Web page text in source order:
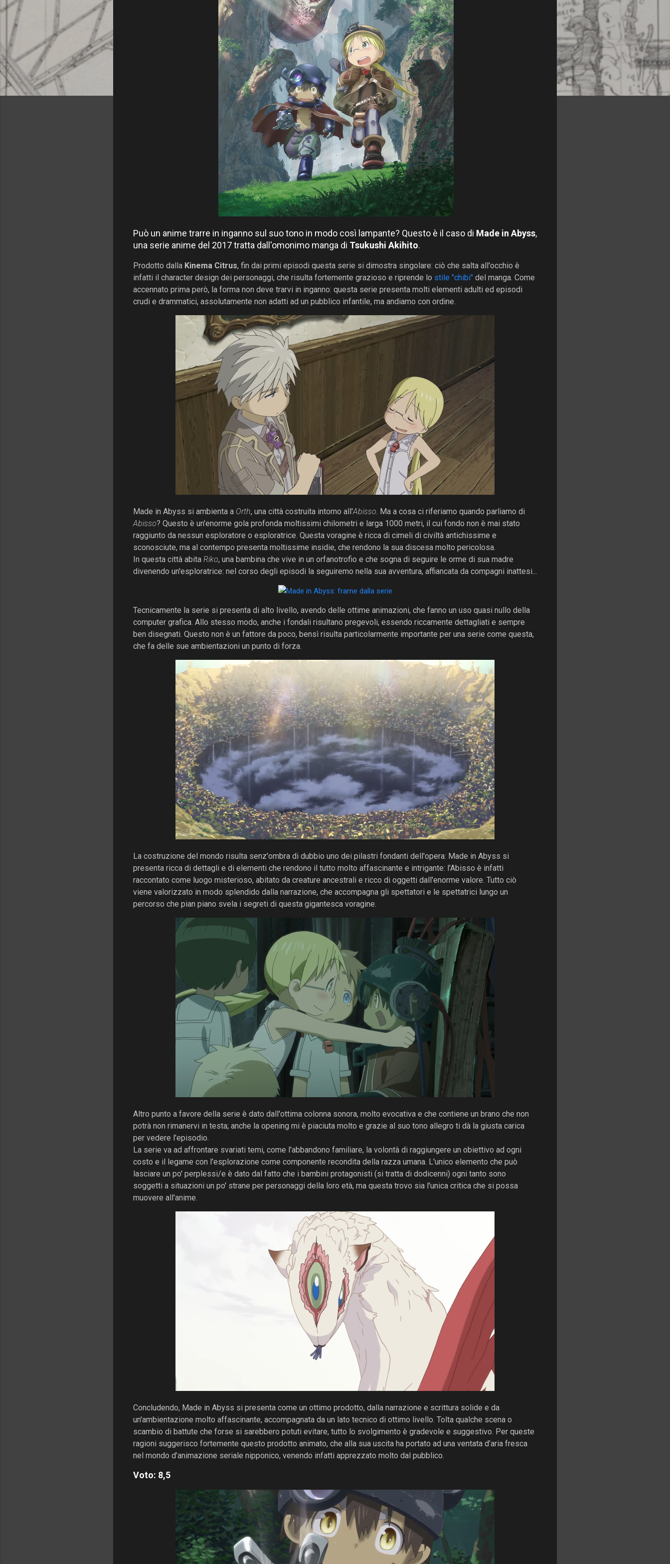
Può un anime trarre in inganno sul suo tono in modo così lampante? Questo è il caso di Made in Abyss,
una serie anime del 2017 tratta dall'omonimo manga di Tsukushi Akihito.
Prodotto dalla Kinema Citrus, fin dai primi episodi questa serie si dimostra singolare: ciò che salta all'occhio è
infatti il character design dei personaggi, che risulta fortemente grazioso e riprende lo stile "chibi" del manga. Come
accennato prima però, la forma non deve trarvi in inganno: questa serie presenta molti elementi adulti ed episodi
crudi e drammatici, assolutamente non adatti ad un pubblico infantile, ma andiamo con ordine.
Made in Abyss si ambienta a Orth, una città costruita intorno all'Abisso . Ma a cosa ci riferiamo quando parliamo di
Abisso? Questo è un'enorme gola profonda moltissimi chilometri e larga 1000 metri, il cui fondo non è mai stato
raggiunto da nessun esploratore o esploratrice . Questa voragine è ricca di cimeli di civiltà antichissime e
sconosciute, ma al contempo presenta moltissime insidie, che rendono la sua discesa molto pericolosa.
In questa città abita Riko, una bambina che vive in un orfanotrofio e che sogna di seguire le orme di sua madre
divenendo un'esploratrice: nel corso degli episodi la seguiremo nella sua avventura, affiancata da compagni inattesi...
Tecnicamente la serie si presenta di alto livello, avendo delle ottime animazioni, che fanno un uso quasi nullo della
computer grafica. Allo stesso modo, anche i fondali risultano pregevoli, essendo riccamente dettagliati e sempre
ben disegnati. Questo non è un fattore da poco, bensì risulta particolarmente importante per una serie come questa,
che fa delle sue ambientazioni un punto di forza.
La costruzione del mondo risulta senz'ombra di dubbio uno dei pilastri fondanti dell'opera: Made in Abyss si
presenta ricca di dettagli e di elementi che rendono il tutto molto affascinante e intrigante: l'Abisso è infatti
raccontato come luogo misterioso, abitato da creature ancestrali e ricco di oggetti dall'enorme valore. Tutto ciò
viene valorizzato in modo splendido dalla narrazione, che accompagna gli spettatori e le spettatrici lungo un
percorso che pian piano svela i segreti di questa gigantesca voragine.
Altro punto a favore della serie è dato dall'ottima colonna sonora, molto evocativa e che contiene un brano che non
potrà non rimanervi in testa; anche la opening mi è piaciuta molto e grazie al suo tono allegro ti dà la giusta carica
per vedere l'episodio.
La serie va ad affrontare svariati temi, come l'abbandono familiare, la volontà di raggiungere un obiettivo ad ogni
costo e il legame con l'esplorazione come componente recondita della razza umana. L'unico elemento che può
lasciare un po' perplessi/e è dato dal fatto che i bambini protagonisti (si tratta di dodicenni) ogni tanto sono
soggetti a situazioni un po' strane per personaggi della loro età, ma questa trovo sia l'unica critica che si possa
muovere all'anime.
Concludendo, Made in Abyss si presenta come un ottimo prodotto, dalla narrazione e scrittura solide e da
un'ambientazione molto affascinante, accompagnata da un lato tecnico di ottimo livello. Tolta qualche scena o
scambio di battute che forse si sarebbero potuti evitare, tutto lo svolgimento è gradevole e suggestivo. Per queste
ragioni suggerisco fortemente questo prodotto animato, che alla sua uscita ha portato ad una ventata d’aria fresca
nel mondo d’animazione seriale nipponico, venendo infatti apprezzato molto dal pubblico.
Voto: 8,5